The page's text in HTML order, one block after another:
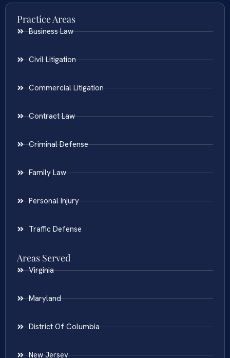
Practice Areas
Business Law
Civil Litigation
Commercial Litigation
Contract Law
Criminal Defense
Family Law
Personal Injury
Traffic Defense
Areas Served
Virginia
Maryland
District Of Columbia
New Jersey